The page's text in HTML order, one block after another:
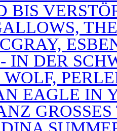
BIS
IN DER
WOLF,
EAGLE IN